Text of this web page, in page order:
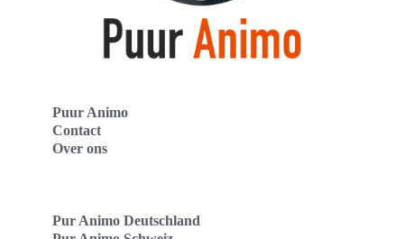
Puur Animo
Contact
Over ons
Pur Animo Deutschland